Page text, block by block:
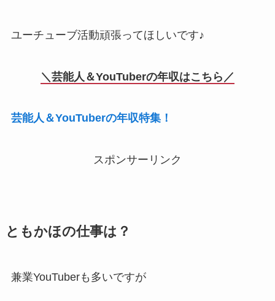
ユーチューブ活動頑張ってほしいです♪
＼芸能人＆YouTuberの年収はこちら／
芸能人＆YouTuberの年収特集！
スポンサーリンク
ともかほの仕事は？
兼業YouTuberも多いですが